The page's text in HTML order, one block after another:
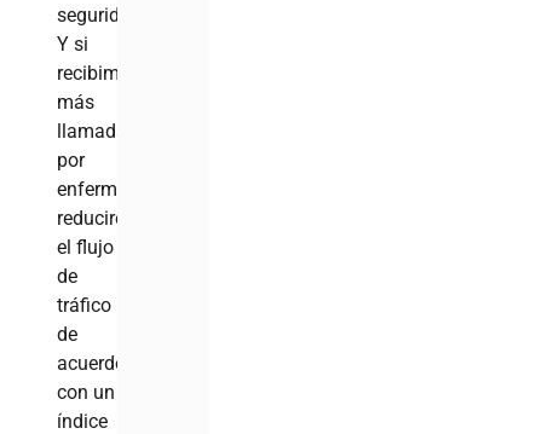
seguridad.
Y si
recibimos
más
llamadas
por
enfermedad,
reduciremos
el flujo
de
tráfico
de
acuerdo
con un
índice